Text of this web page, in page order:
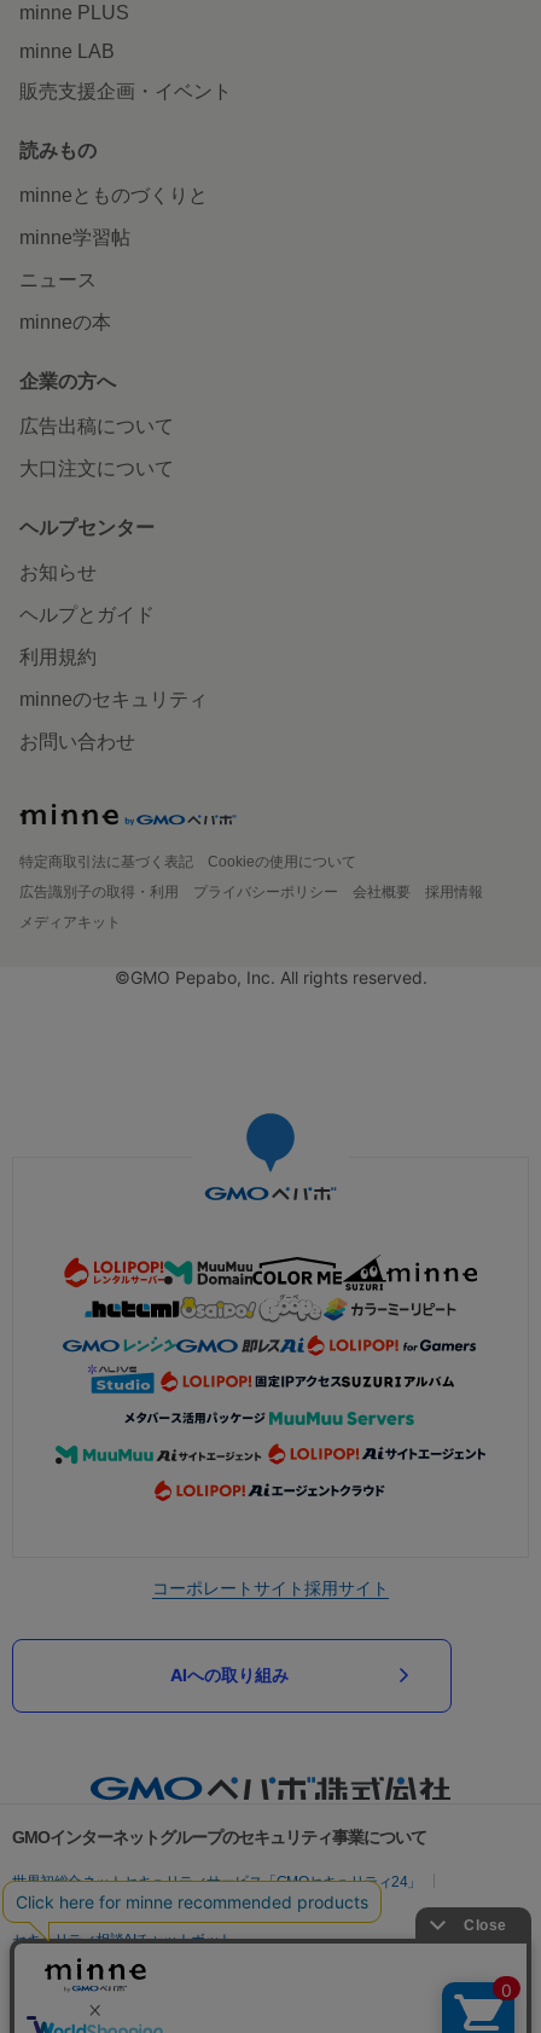
minne PLUS
minne LAB
販売支援企画・イベント
読みもの
minneとものづくりと
minne学習帖
ニュース
minneの本
企業の方へ
広告出稿について
大口注文について
ヘルプセンター
お知らせ
ヘルプとガイド
利用規約
minneのセキュリティ
お問い合わせ
特定商取引法に基づく表記
Cookieの使用について
広告識別子の取得・利用
プライバシーポリシー 会社概要
採用情報
メディアキット
©GMO Pepabo, Inc. All rights reserved.
コーポレートサイト採用サイト
AIへの取り組み
GMOインターネットグループのセキュリティ事業について
世界初総合ネットセキュリティサービス「GMOセキュリティ24」
パスワード漏洩診断
Webサイトリスク診断
セキュリティ相談AIチャットボット
実在証明・盗聴対策